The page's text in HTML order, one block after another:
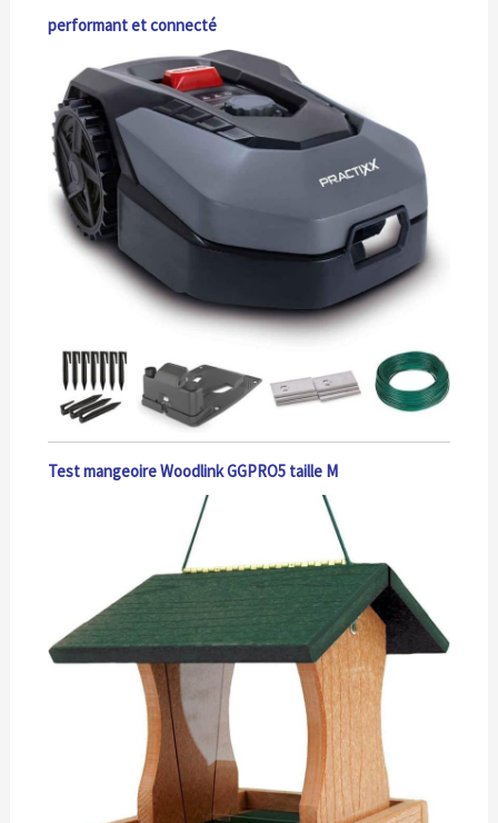
performant et connecté
Test mangeoire Woodlink GGPRO5 taille M